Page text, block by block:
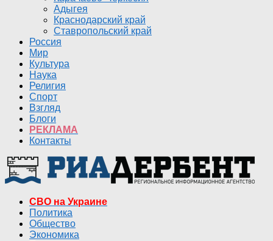
Адыгея
Краснодарский край
Ставропольский край
Россия
Мир
Культура
Наука
Религия
Спорт
Взгляд
Блоги
РЕКЛАМА
Контакты
СВО на Украине
Политика
Общество
Экономика